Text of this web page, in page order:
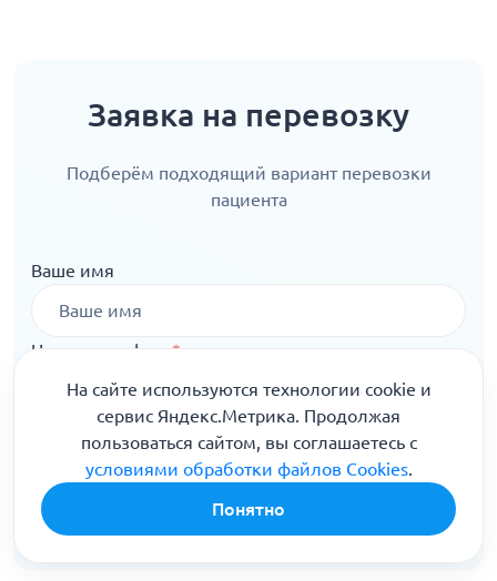
Заявка на перевозку
Подберём подходящий вариант перевозки
пациента
Ваше имя
Номер телефона *
Отправить
Политикой конфиденциальности
и
согласие на обработку персональных данных
На сайте используются технологии cookie и
сервис Яндекс.Метрика. Продолжая
пользоваться сайтом, вы соглашаетесь с
условиями обработки файлов Cookies.
Понятно